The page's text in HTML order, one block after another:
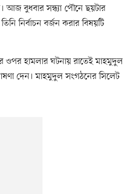
আজ বুধবার সন্ধ্যা পৌনে ছয়টার
নির্বাচন বর্জন করার বিষয়টি
ওপর হামলার ঘটনায় রাতেই মাহমুদুল
দেন। মাহমুদুল সংগঠনের সিলেট